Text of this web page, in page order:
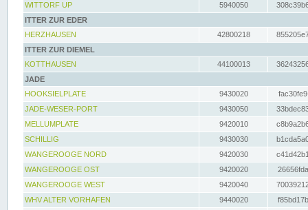
WITTORF UP
5940050
ITTER ZUR EDER
HERZHAUSEN
42800218
ITTER ZUR DIEMEL
KOTTHAUSEN
44100013
JADE
HOOKSIELPLATE
9430020
JADE-WESER-PORT
9430050
MELLUMPLATE
9420010
SCHILLIG
9430030
WANGEROOGE NORD
9420030
WANGEROOGE OST
9420020
WANGEROOGE WEST
9420040
WHV ALTER VORHAFEN
9440020